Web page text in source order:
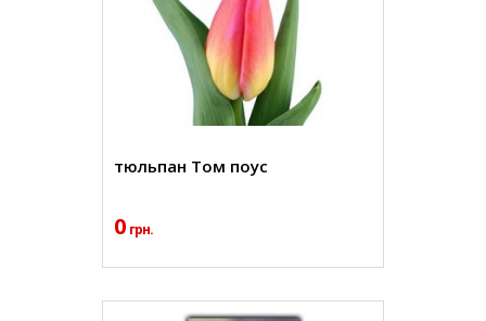
тюльпан Том поус
0 грн.